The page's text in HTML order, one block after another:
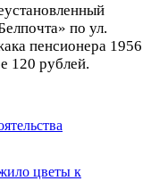
по ул.
пенсионера 1956
120 рублей.
цветы к